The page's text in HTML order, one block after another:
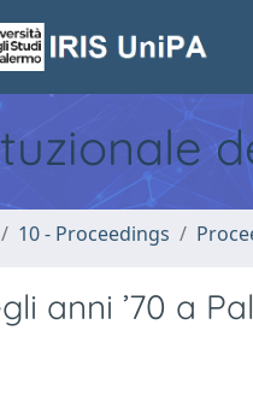
10 - Proceedings
anni ’70 a